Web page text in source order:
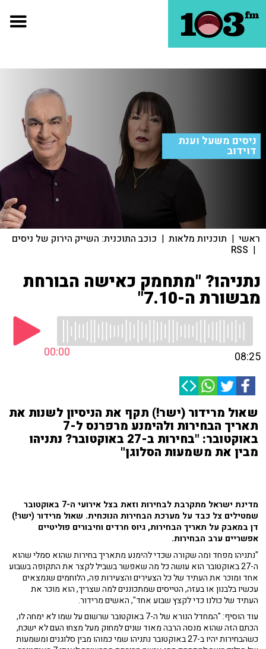
ניסים משעל וענת
דוידוב
ראשי | תוכניות מלאות | כוכב התוכנית: השייק הירוק של ניסים
|
RSS
נתניהו? "מתחמק כאישה הבורחת
מבשורת ה-7.10"
00:00 08:25
שאול מרידור (ישר!) תקף את הניסיון לשנות את
תאריך הבחירות ולהימנע מרפרנס ל-7
באוקטובר: "בחירות ב-27 באוקטובר? נתניהו
מבין את משמעות הסלוגן"
מדינת ישראל מתקרבת לבחירות וזאת בצל אירועי ה-7 באוקטובר
שמטילים צל כבד על מערכת הבחירות הנוכחית. שאול מרידור (ישר!)
דן במאבק על תאריך הבחירות, גיוס חרדים וחיבורים פוליטיים
אפשריים ערב הבחירות.
"נתניהו מפחד ומה שקורה שכדי להימנע מתאריך בחירות שהוא סמלי שהוא
ה-27 באוקטובר הוא עושה כל מה שאפשר בשביל לקצר את התקופה בשבוע
אחד ומוכר את העתיד של כל הצעירים והצעירות פה, הלוחמים שנמצאים
עכשיו בלבנון או בעזה, הטייסים שמתכוננים למה שצריך, הוא מוכר את
העתיד של כולנו כדי לקצץ שבוע אחד", האשים מרידור.
עוד הוסיף: "המחדל הנורא של ה-7 באוקטובר שרשום על שמו לא ימחה לו,
הכתם הזה שהוא מנסה הרבה מאוד שנים למחוק מעל מצחו העם לא ישכח,
כשהבחירות יהיו ב-27 באוקטובר נתניהו שמי כמוהו מבין סלוגנים ומשמעות